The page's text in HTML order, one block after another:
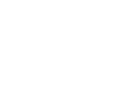
potenciar el volumen y
siguen siendo la mejor
prácticamente nos
muchas capas, el